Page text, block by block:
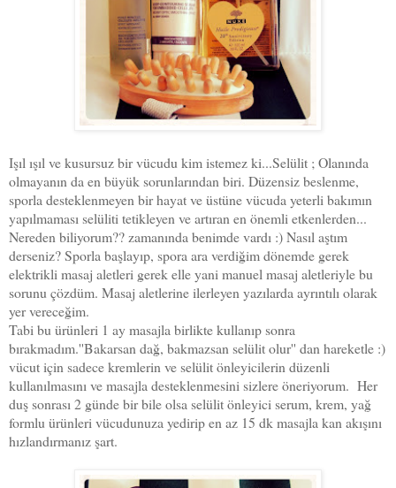
Işıl ışıl ve kusursuz bir vücudu kim istemez ki...Selülit ; Olanında
olmayanın da en büyük sorunlarından biri. Düzensiz beslenme,
sporla desteklenmeyen bir hayat ve üstüne vücuda yeterli bakımın
yapılmaması selüliti tetikleyen ve artıran en önemli etkenlerden...
Nereden biliyorum?? zamanında benimde vardı :) Nasıl aştım
derseniz? Sporla başlayıp, spora ara verdiğim dönemde gerek
elektrikli masaj aletleri gerek elle yani manuel masaj aletleriyle bu
sorunu çözdüm. Masaj aletlerine ilerleyen yazılarda ayrıntılı olarak
yer vereceğim.
Tabi bu ürünleri 1 ay masajla birlikte kullanıp sonra
bırakmadım.''Bakarsan dağ, bakmazsan selülit olur'' dan hareketle :)
vücut için sadece kremlerin ve selülit önleyicilerin düzenli
kullanılmasını ve masajla desteklenmesini sizlere öneriyorum. Her
duş sonrası 2 günde bir bile olsa selülit önleyici serum, krem, yağ
formlu ürünleri vücudunuza yedirip en az 15 dk masajla kan akışını
hızlandırmanız şart.